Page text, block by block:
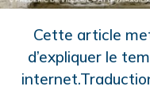
Cette article
d’expliquer le